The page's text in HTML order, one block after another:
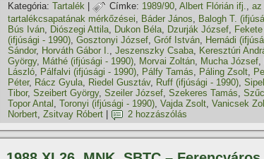
Kategória: Tartalék Címke: 1989/90, Albert Flórián ifj., az
tartalékcsapatának mérkőzései, Báder János, Balogh T.
Bús Iván, Diószegi Attila, Dukon Béla, Dzurják József,
(ifjúsági - 1990), Gosztonyi József, Gróf István, Hernádi
Sándor, Horváth Gábor I., Jeszenszky Csaba, Keresztúri
György, Máthé (ifjúsági - 1990), Morvai Zoltán, Mucha József,
László, Pálfalvi (ifjúsági - 1990), Pálfy Tamás, Páling Zsolt,
Péter, Rácz Gyula, Riedel Gusztáv, Ruff (ifjúsági - 1990),
Tibor, Szeibert György, Szeiler József, Szekeres Tamás,
Topor Antal , Toronyi (ifjúsági - 1990), Vajda Zsolt, Vanicsek
Norbert, Zsitvay Róbert 2 hozzászólás